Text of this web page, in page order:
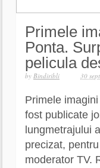
Primele
Ponta.
pelicula
by Bindiribli 30
Primele
fost publicate
lungmetrajului
precizat,
moderator TV.